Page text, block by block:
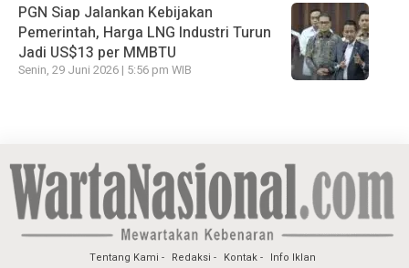
PGN Siap Jalankan Kebijakan
Pemerintah, Harga LNG Industri Turun
Jadi US$13 per MMBTU
Senin, 29 Juni 2026 | 5:56 pm WIB
Tentang Kami Redaksi Kontak Info Iklan